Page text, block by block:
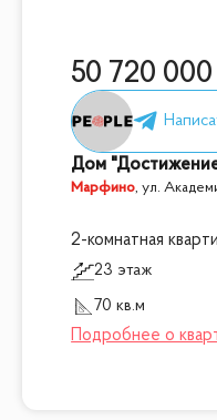
50 720 000
Дом
Марфино,ул.
2-комнатная
23 этаж
70 кв.м